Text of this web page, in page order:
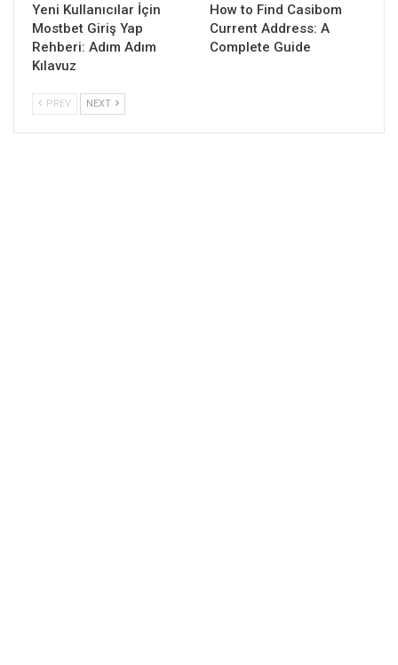
Yeni Kullanıcılar İçin
Mostbet Giriş Yap
Rehberi: Adım Adım
Kılavuz
How to Find Casibom
Current Address: A
Complete Guide
PREV NEXT